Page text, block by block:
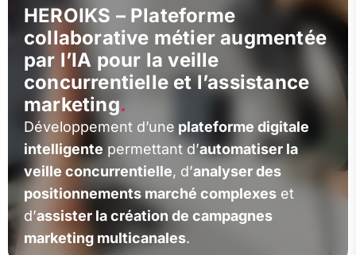
HEROIKS – Plateforme
collaborative métier augmentée
par l’IA pour la veille
concurrentielle et l’assistance
marketing.
Développement d’une plateforme digitale
intelligente permettant d’automatiser la
veille concurrentielle, d’analyser des
positionnements marché complexes et
d’assister la création de campagnes
marketing multicanales.